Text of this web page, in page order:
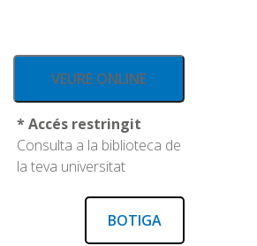
VEURE ONLINE
* Accés restringit
Consulta a la biblioteca de
la teva universitat
BOTIGA